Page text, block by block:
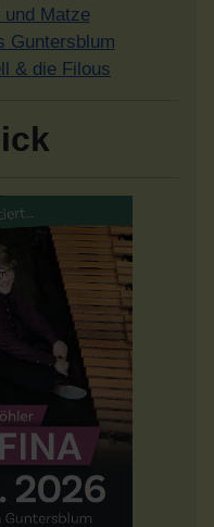
und Matze
Guntersblum
& die Filous